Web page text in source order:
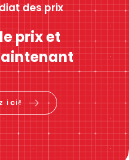
des prix
prix et
ici!